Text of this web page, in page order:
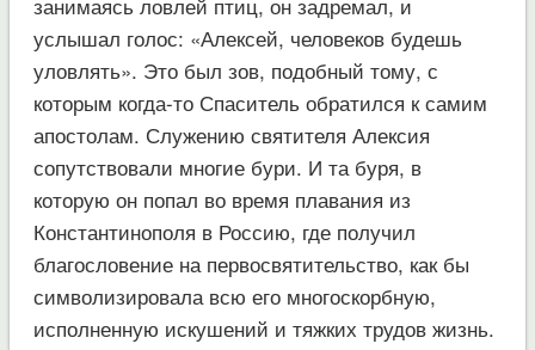
услышал голос: «Алексей, человеков будешь
уловлять». Это был зов, подобный тому, с
которым когда-то Спаситель обратился к самим
апостолам. Служению святителя Алексия
сопутствовали многие бури. И та буря, в
которую он попал во время плавания из
Константинополя в Россию, где получил
благословение на первосвятительство, как бы
символизировала всю его многоскорбную,
исполненную искушений и тяжких трудов жизнь.